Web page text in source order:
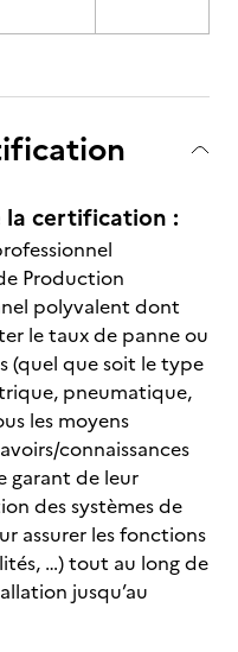
certification :
Production
polyvalent dont
le taux de panne ou
(quel que soit le type
pneumatique,
les moyens
connaissances
garant de leur
des systèmes de
assurer les fonctions
…) tout au long de
jusqu’au